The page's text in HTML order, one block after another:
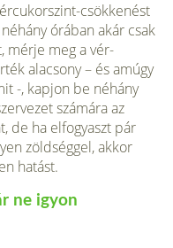
csökkenést
órában akár csak
mérje meg a vér­
alacsony – és amúgy
-, kapjon be néhány
számára az
de ha elfogyaszt pár
zöldséggel, akkor
hatást.
ne igyon